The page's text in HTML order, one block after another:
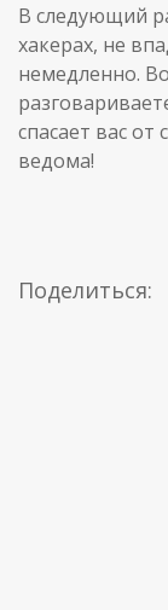
В следующий
хакерах, не
немедленно.
спасает вас
ведома!
Поделиться: